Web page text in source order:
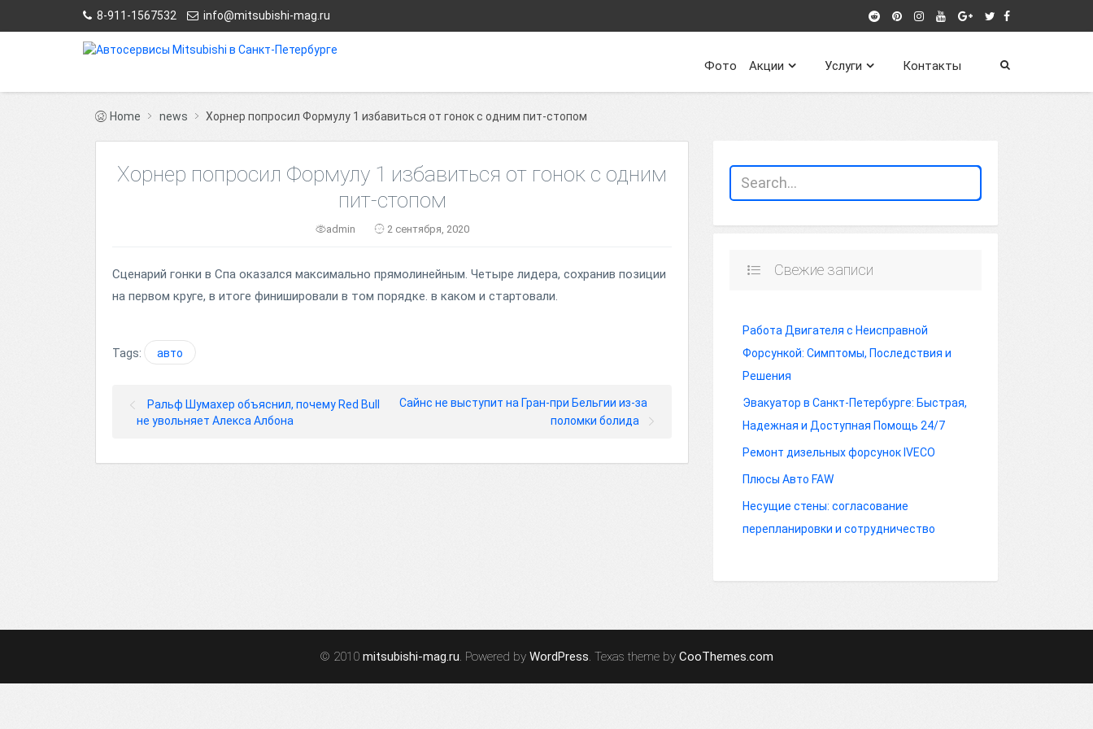
8-911-1567532 info@mitsubishi-mag.ru
Контакты
Услуги
Акции
Фото
Home news Хорнер попросил Формулу 1 избавиться от гонок с одним пит-стопом
Хорнер попросил Формулу 1 избавиться от гонок с одним
пит-стопом
admin 2 сентября, 2020
Сценарий гонки в Спа оказался максимально прямолинейным. Четыре лидера, сохранив позиции
на первом круге, в итоге финишировали в том порядке. в каком и стартовали.
Tags: авто
Ральф Шумахер объяснил, почему Red Bull
не увольняет Алекса Албона
Сайнс не выступит на Гран-при Бельгии из-за
поломки болида
Свежие записи
Работа Двигателя с Неисправной
Форсункой: Симптомы, Последствия и
Решения
Эвакуатор в Санкт-Петербурге: Быстрая,
Надежная и Доступная Помощь 24/7
Ремонт дизельных форсунок IVECO
Плюсы Авто FAW
Несущие стены: согласование
перепланировки и сотрудничество
© 2010 mitsubishi-mag.ru. Powered by WordPress. Texas theme by CooThemes.com